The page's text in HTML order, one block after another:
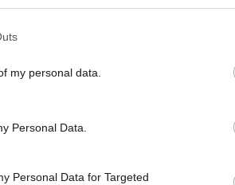
my personal data.
Personal Data.
Personal Data for Targeted
που αντιμετωπίζουν
άνεργοι, άνεργοι με
φάση, σε «προστατευμένο
εργασίας και να αποφύγουν την